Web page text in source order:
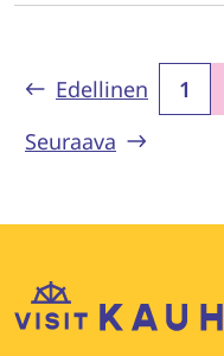
Edellinen 1
Seuraava